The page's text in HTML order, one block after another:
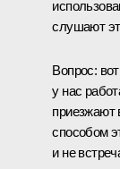
слушают
Вопрос:
у нас
приезжают
способом
и не